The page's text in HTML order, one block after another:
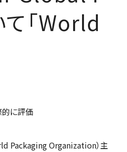
「World
的に評価
Packaging Organization）主